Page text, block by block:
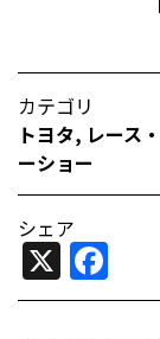
カテゴリ
トヨタ, レース
ーショー
シェア
X